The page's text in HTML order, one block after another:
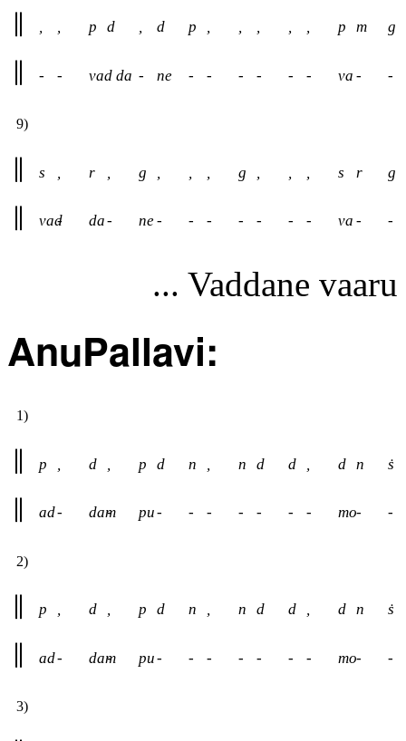
, , p d , d p , , , , , p m g
- - vad da - ne - - - - - - va - -
9)
s r g g s r g
vad
- da- ne- - - - - - - va - -
... Vaddane
AnuPallavi:
1)
p , d , p d n , n d d , d n ṡ
ad- dam
- pu- - - - - - - mo- -
2)
p , d , p d n , n d d , d n ṡ
ad- dam
- pu- - - - - - - mo- -
3)